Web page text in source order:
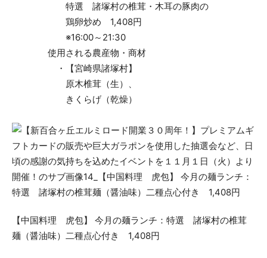
特選 諸塚村の椎茸・木耳の豚肉の
鶏卵炒め 1,408円
※16:00～21:30
使用される農産物・商材
・【宮崎県諸塚村】
原木椎茸（生）、
きくらげ（乾燥）
【中国料理 虎包】 今月の麺ランチ：特選 諸塚村の椎茸
麺（醤油味）二種点心付き 1,408円